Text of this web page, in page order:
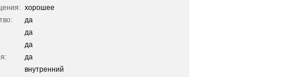
хорошее
да
да
да
да
внутренний